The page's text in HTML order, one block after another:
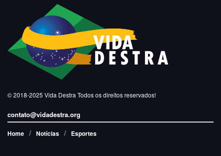
© 2018-2025 Vida Destra Todos os direitos reservados!
contato@vidadestra.org
Home Notícias Esportes